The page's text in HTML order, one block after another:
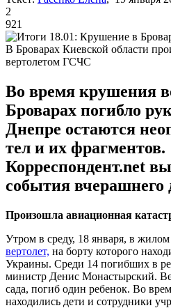
2
921
В Броварах Киевской области
вертолетом ГСЧС
Во время крушения
Броварах погибло
Днепре остаются
тел и их фрагментов.
Корреспондент.net
события вчерашнего
Произошла авиационная
Утром в среду, 18 января, в жилом
вертолет, на борту которого
Украины. Среди 14 погибших в
министр Денис Монастырский.
сада, погиб один ребенок. Во
находились дети и сотрудники